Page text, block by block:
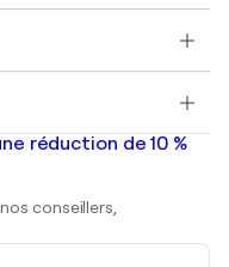
réduction de 10 %
conseillers,